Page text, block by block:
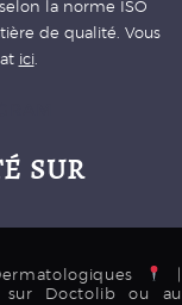
la norme ISO
de qualité. Vous
ici.
SUR
Doctolib ou au